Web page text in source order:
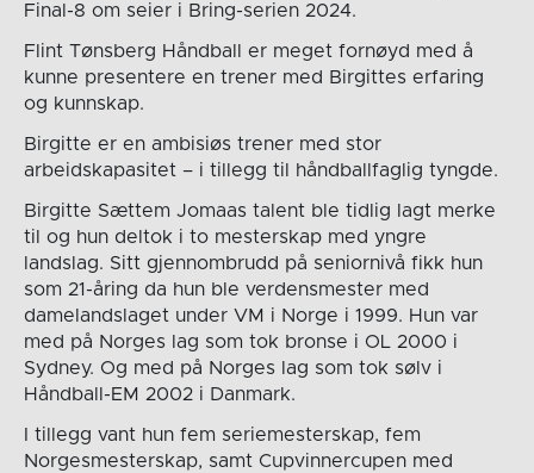
Final-8 om seier i Bring-serien 2024.
Flint Tønsberg Håndball er meget fornøyd med å
kunne presentere en trener med Birgittes erfaring
og kunnskap.
Birgitte er en ambisiøs trener med stor
arbeidskapasitet – i tillegg til håndballfaglig tyngde.
Birgitte Sættem Jomaas talent ble tidlig lagt merke
til og hun deltok i to mesterskap med yngre
landslag. Sitt gjennombrudd på seniornivå fikk hun
som 21-åring da hun ble verdensmester med
damelandslaget under VM i Norge i 1999. Hun var
med på Norges lag som tok bronse i OL 2000 i
Sydney. Og med på Norges lag som tok sølv i
Håndball-EM 2002 i Danmark.
I tillegg vant hun fem seriemesterskap, fem
Norgesmesterskap, samt Cupvinnercupen med